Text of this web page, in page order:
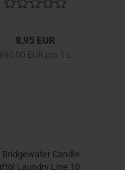
8,95 EUR
895,00 EUR pro 1 L